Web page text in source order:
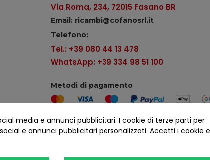
Via Roma, 234, 72015 Fasano BR
Email: ricambi@cofanosrl.it
Telefono:
Tel.: +39 080 44 13 478
WhatsApp: +39 334 98 51 100
Metodi di pagamento
Seguici sui social
media e annunci pubblicitari. I cookie di terze parti per
e annunci pubblicitari personalizzati. Accetti i cookie e